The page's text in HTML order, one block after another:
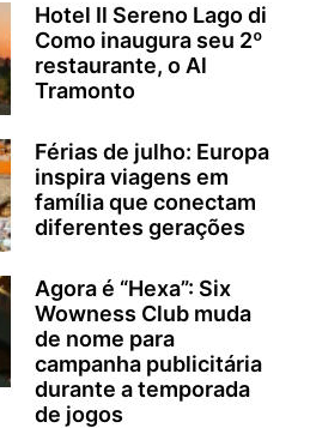
Hotel Il Sereno Lago di
Como inaugura seu 2º
restaurante, o Al
Tramonto
Férias de julho: Europa
inspira viagens em
família que conectam
diferentes gerações
Agora é “Hexa”: Six
Wowness Club muda
de nome para
campanha publicitária
durante a temporada
de jogos